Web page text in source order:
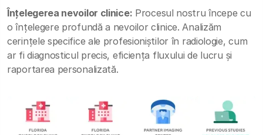
Înțelegerea nevoilor clinice: Procesul nostru începe cu
o înțelegere profundă a nevoilor clinice. Analizăm
cerințele specifice ale profesioniștilor în radiologie, cum
ar fi diagnosticul precis, eficiența fluxului de lucru și
raportarea personalizată.